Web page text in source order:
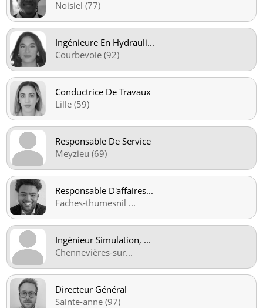
Noisiel (77)
Ingénieure En Hydrauli...
Courbevoie (92)
Conductrice De Travaux
Lille (59)
Responsable De Service
Meyzieu (69)
Responsable D'affaires...
Faches-thumesnil ...
Ingénieur Simulation, ...
Chennevières-sur...
Directeur Général
Sainte-anne (97)